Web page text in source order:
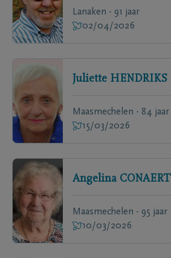
Lanaken - 91 jaar
02/04/2026
Juliette HENDRIKS
Maasmechelen - 84 jaar
15/03/2026
Angelina CONAERT
Maasmechelen - 95 jaar
10/03/2026